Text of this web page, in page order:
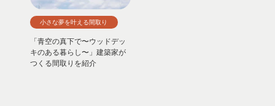
小さな夢を叶える間取り
「青空の真下で〜ウッドデッ
キのある暮らし〜」建築家が
つくる間取りを紹介